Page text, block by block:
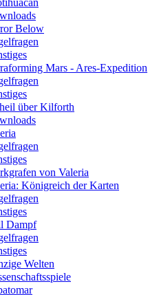
Below
Mars - Ares-Expedition
über Kilforth
von Valeria
Königreich der Karten
Dampf
Welten